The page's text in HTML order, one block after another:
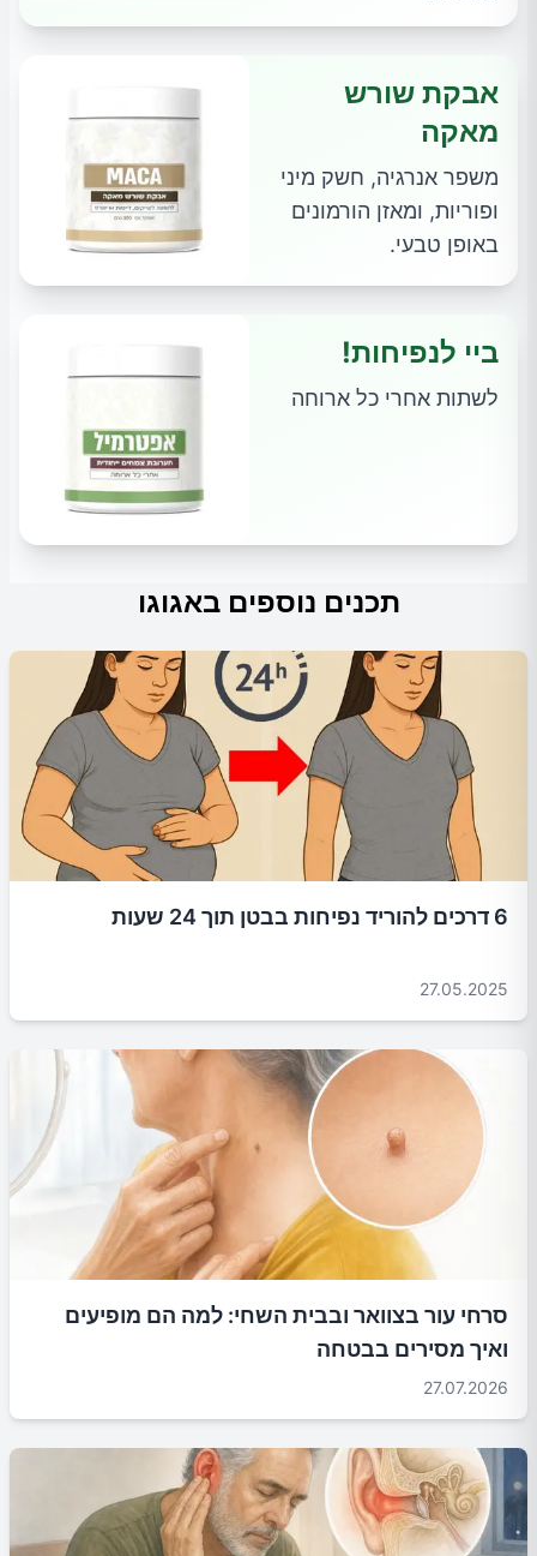
אבקת שורש
מאקה
משפר אנרגיה, חשק מיני
ופוריות, ומאזן הורמונים
באופן טבעי.
ביי לנפיחות!
לשתות אחרי כל ארוחה
תכנים נוספים באגוגו
6 דרכים להוריד נפיחות בבטן תוך 24 שעות
27.05.2025
סרחי עור בצוואר ובבית השחי: למה הם מופיעים
ואיך מסירים בבטחה
27.07.2026